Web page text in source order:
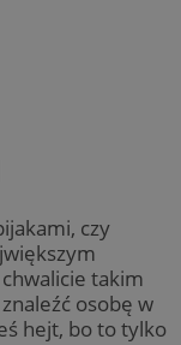
czy
takim
osobę w
hejt, bo to tylko